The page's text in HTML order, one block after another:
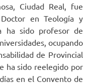
Ciudad Real, fue
en Teología y
ha sido profesor de
ocupando
de Provincial
ha sido reelegido por
en el Convento de